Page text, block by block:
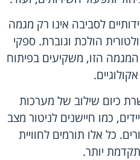
לסביבה אינו רק מגמה
הולכת וגוברת. ספקי
המגמה הזו, משקיעים בפיתוח
כיום שילוב של מערכות
כמו חיישנים לניטור מצב
כל אלו תורמים לחוויית
יותר.